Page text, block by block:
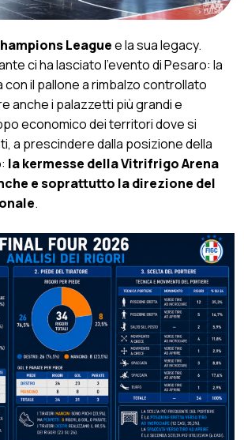
Leaguee la sua legacy.
ci ha lasciato l’evento di Pesaro: la
il pallone a rimbalzo controllato
anche i palazzetti più grandi e
economico dei territori dove si
a prescindere dalla posizione della
la kermesse della Vitrifrigo Arena
e soprattutto la direzione del
.